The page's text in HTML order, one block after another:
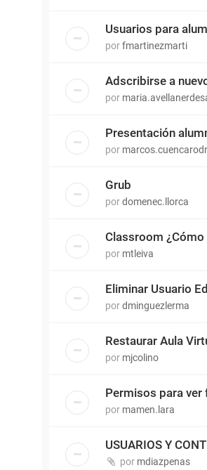
Usuarios para
porfmartinezmarti
Adscribirse a
por
Presentación
por
Grub
pordomenec.llorca
Classroom
por mtleiva
Eliminar Usuario
pordminguezlerma
Restaurar Aula
por mjcolino
Permisos para ver
por mamen.lara
USUARIOS Y
por mdiazpenas